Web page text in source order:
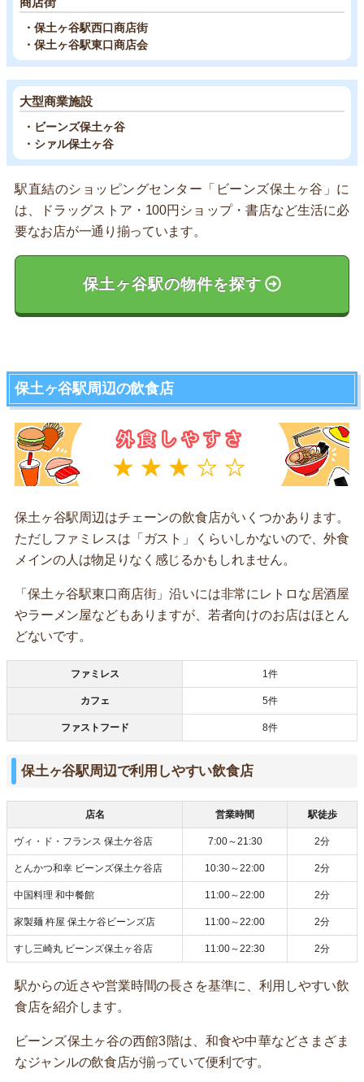
・保土ヶ谷駅西口商店街
・保土ヶ谷駅東口商店会
大型商業施設
・ビーンズ保土ヶ谷
・シァル保土ヶ谷
駅直結のショッピングセンター「ビーンズ保土ヶ谷」に
は、ドラッグストア・100円ショップ・書店など生活に必
要なお店が一通り揃っています。
保土ヶ谷駅の物件を探す
保土ヶ谷駅周辺の飲食店
保土ヶ谷駅周辺はチェーンの飲食店がいくつかあります。
ただしファミレスは「ガスト」くらいしかないので、外食
メインの人は物足りなく感じるかもしれません。
「保土ヶ谷駅東口商店街」沿いには非常にレトロな居酒屋
やラーメン屋などもありますが、若者向けのお店はほとん
どないです。
ファミレス 1件
カフェ 5件
ファストフード 8件
保土ヶ谷駅周辺で利用しやすい飲食店
店名 営業時間 駅徒歩
ヴィ・ド・フランス 保土ケ谷店 7:00～21:30 2分
とんかつ和幸 ビーンズ保土ケ谷店 10:30～22:00 2分
中国料理 和中餐館 11:00～22:00 2分
家製麺 杵屋 保土ケ谷ビーンズ店 11:00～22:00 2分
すし三崎丸 ビーンズ保土ヶ谷店 11:00～22:30 2分
駅からの近さや営業時間の長さを基準に、利用しやすい飲
食店を紹介します。
ビーンズ保土ヶ谷の西館3階は、和食や中華などさまざま
なジャンルの飲食店が揃っていて便利です。